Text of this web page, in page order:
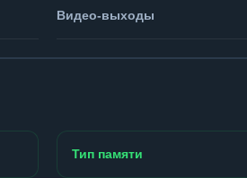
Видео-выходы
Тип памяти